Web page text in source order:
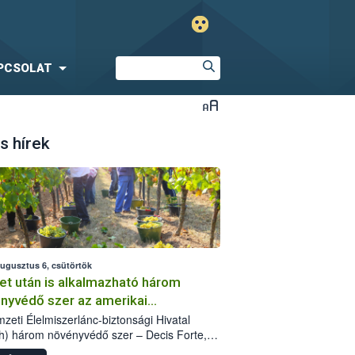
hírek
6, csütörtök
után is alkalmazható három
szer az amerikai
ellen
Élelmiszerlánc-biztonsági Hivatal
három növényvédő szer – Decis Forte,
24 EW, Oroganic – engedélyokiratát